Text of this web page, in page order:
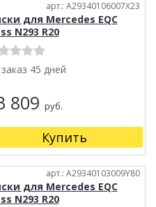
арт.: A29340106007X23
для Mercedes EQC
N293 R20
45 дней
809 руб.
Купить
арт.: A29340103009Y80
для Mercedes EQC
N293 R20